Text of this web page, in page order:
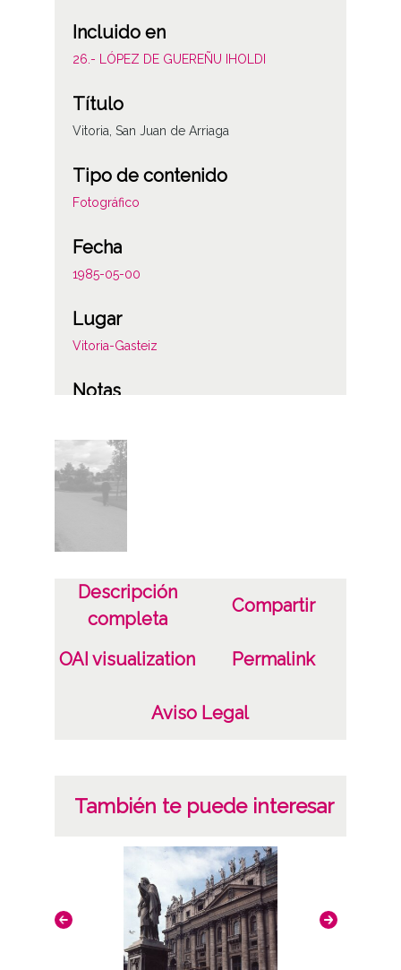
Incluido en
26.- LÓPEZ DE GUEREÑU IHOLDI
Título
Vitoria, San Juan de Arriaga
Tipo de contenido
Fotográfico
Fecha
1985-05-00
Lugar
Vitoria-Gasteiz
Notas
Licencia de las imágenes
CC BY-NC-SA 4.0
Descripción
completa
Compartir
OAI visualization Permalink
Aviso Legal
También te puede interesar